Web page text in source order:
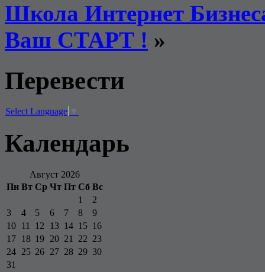
Школа Интернет
Ваш СТАРТ ! »
Перевести
Select Language
Календарь
Август 2026
Пн Вт Ср Чт Пт Сб Вс
1
2
3
4 5 6 7 8
9
10 11 12 13 14 15 16
17 18 19 20 21 22 23
24 25 26 27 28 29 30
31